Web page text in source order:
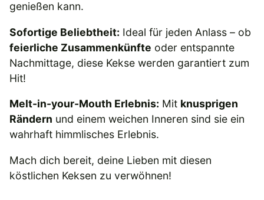
genießen kann.
Sofortige Beliebtheit: Ideal für jeden Anlass – ob
feierliche Zusammenkünfte oder entspannte
Nachmittage, diese Kekse werden garantiert zum
Hit!
Melt-in-your-Mouth Erlebnis: Mit knusprigen
Rändern und einem weichen Inneren sind sie ein
wahrhaft himmlisches Erlebnis.
Mach dich bereit, deine Lieben mit diesen
köstlichen Keksen zu verwöhnen!